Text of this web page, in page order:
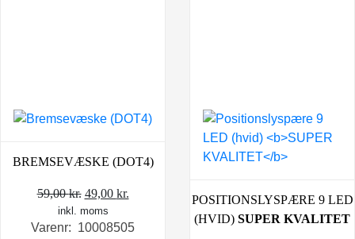
BREMSEVÆSKE (DOT4)
59,00kr. Den
oprindelige
pris
49,00 kr.
pris
inkl. moms
Varenr: 10008505
POSITIONSLYSPÆRE 9 LED
(HVID) SUPER KVALITET